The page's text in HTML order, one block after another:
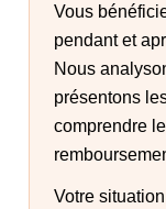
Vous
pendant et
Nous
présentons
comprendre
Votre